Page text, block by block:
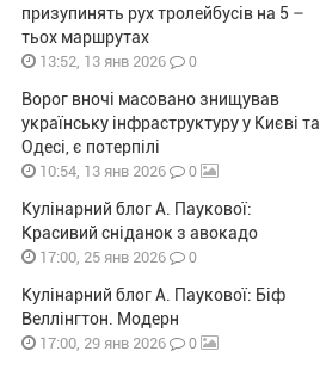
призупинять рух тролейбусів на 5 –
тьох маршрутах
13:52, 13 янв 2026 0
Ворог вночі масовано знищував
українську інфраструктуру у Києві та
Одесі, є потерпілі
10:54, 13 янв 2026 0
Кулінарний блог А. Паукової:
Красивий сніданок з авокадо
17:00, 25 янв 2026 0
Кулінарний блог А. Паукової: Біф
Веллінгтон. Модерн
17:00, 29 янв 2026 0